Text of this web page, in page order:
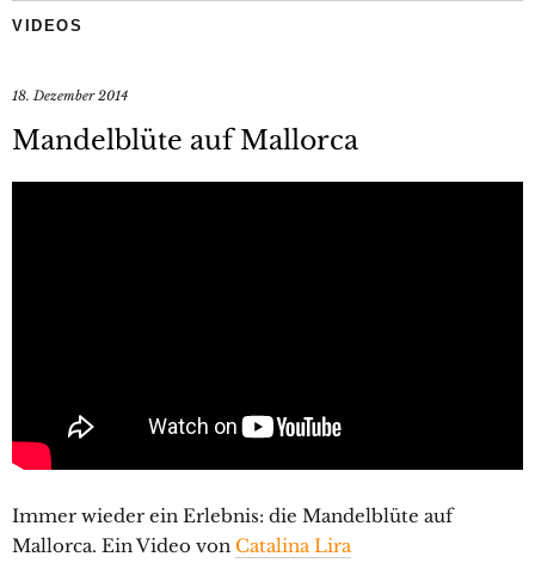
VIDEOS
18. Dezember 2014
Mandelblüte auf Mallorca
Immer wieder ein Erlebnis: die Mandelblüte auf
Mallorca. Ein Video von Catalina Lira